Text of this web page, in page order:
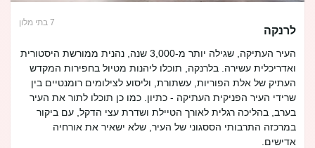
לרנקה
7 בתי מלון
העיר העתיקה, שגילה יותר מ-3,000 שנה, נהנית ממורשת היסטורית
ואדריכלית עשירה. בלרנקה, תוכלו ליהנות מטיול בחפירות המקדש
העתיק של אלת הפוריות, עשתורת, וליסוע לצילומים רומנטיים בין
שרידי העיר הפניקית העתיקה - כתיון. כמו כן תוכלו לתור את העיר
בערב, בהליכה רגלית לאורך הטיילת ושדרת עצי הדקל, עם ביקור
במרכזה התרבותי הססגוני של העיר, שלא ישאיר את אורחיה
אדישים.